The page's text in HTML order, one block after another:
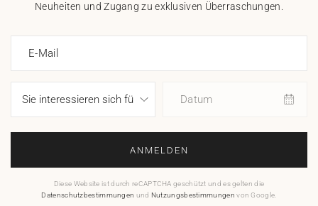
Neuheiten und Zugang zu exklusiven Überraschungen.
E-Mail
Datum
ANMELDEN
Diese Website ist durch reCAPTCHA geschützt und es gelten die
Datenschutzbestimmungen und Nutzungsbestimmungen von Google.